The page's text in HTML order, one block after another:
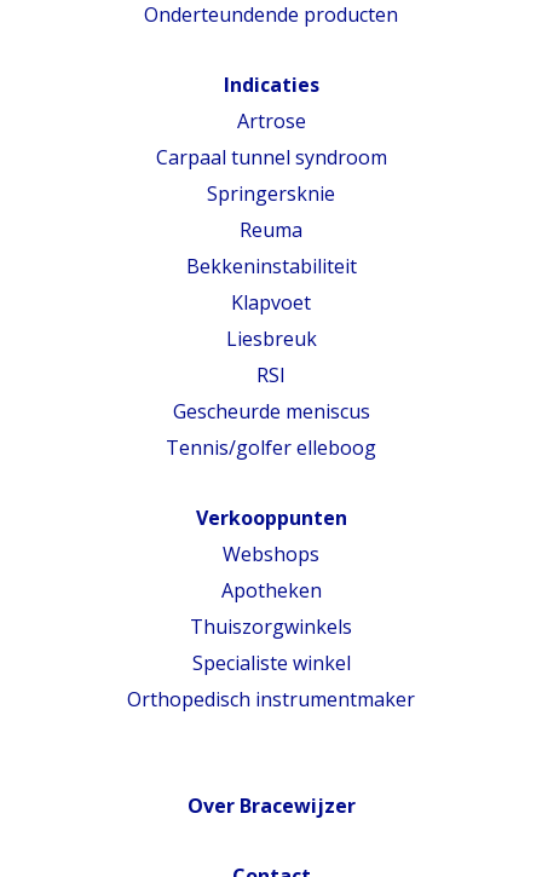
Onderteundende producten
Indicaties
Artrose
Carpaal tunnel syndroom
Springersknie
Reuma
Bekkeninstabiliteit
Klapvoet
Liesbreuk
RSI
Gescheurde meniscus
Tennis/golfer elleboog
Verkooppunten
Webshops
Apotheken
Thuiszorgwinkels
Specialiste winkel
Orthopedisch instrumentmaker
Over Bracewijzer